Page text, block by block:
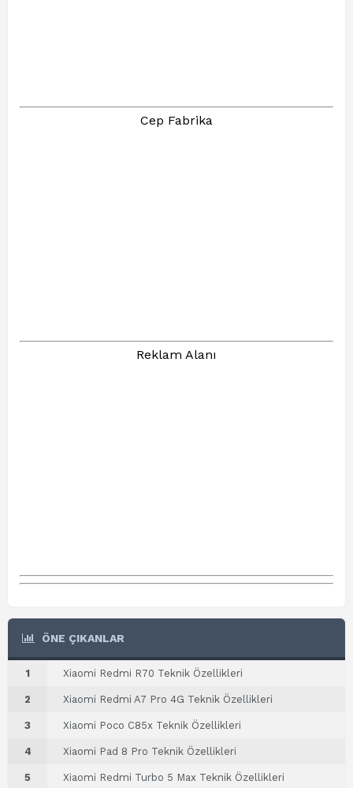
Cep Fabrika
Reklam Alanı
ÖNE ÇIKANLAR
1 Xiaomi Redmi R70 Teknik Özellikleri
2 Xiaomi Redmi A7 Pro 4G Teknik Özellikleri
3 Xiaomi Poco C85x Teknik Özellikleri
4 Xiaomi Pad 8 Pro Teknik Özellikleri
5 Xiaomi Redmi Turbo 5 Max Teknik Özellikleri